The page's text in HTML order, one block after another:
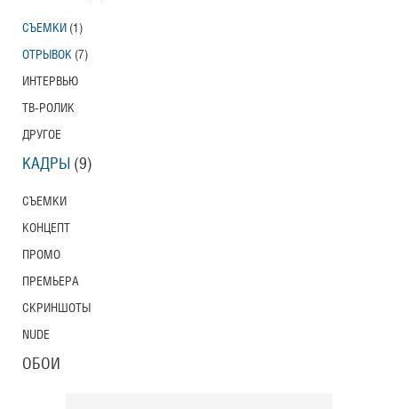
СЪЕМКИ (1)
ОТРЫВОК (7)
ИНТЕРВЬЮ
ТВ-РОЛИК
ДРУГОЕ
КАДРЫ (9)
СЪЕМКИ
КОНЦЕПТ
ПРОМО
ПРЕМЬЕРА
СКРИНШОТЫ
NUDE
ОБОИ